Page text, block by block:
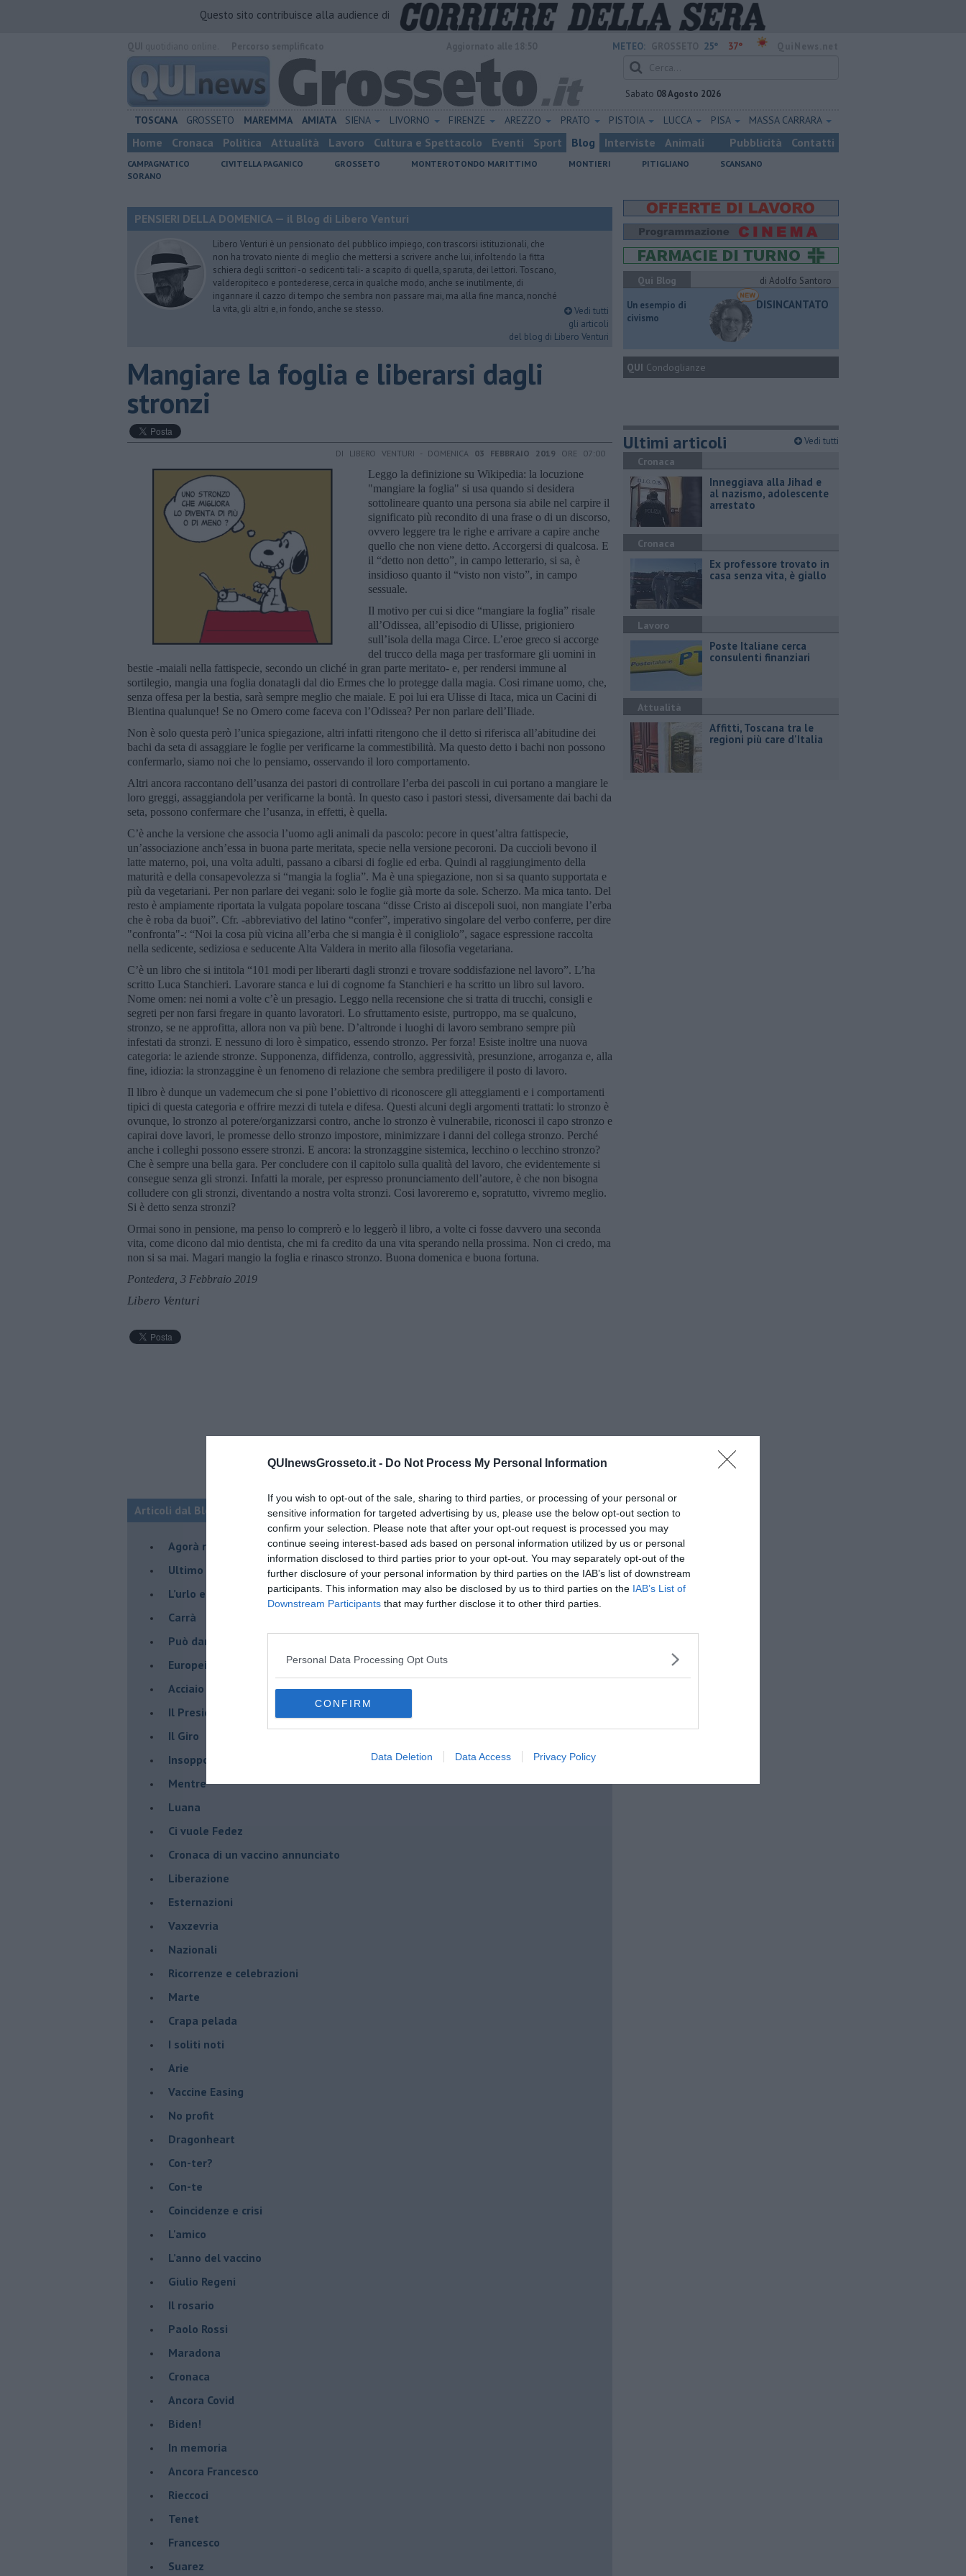
QUInewsGrosseto.it - Do Not Process My Personal Information
If you wish to opt-out of the sale, sharing to third parties, or processing of your personal or
sensitive information for targeted advertising by us, please use the below opt-out section to
confirm your selection. Please note that after your opt-out request is processed you may
continue seeing interest-based ads based on personal information utilized by us or personal
information disclosed to third parties prior to your opt-out. You may separately opt-out of the
further disclosure of your personal information by third parties on the IAB’s list of downstream
participants. This information may also be disclosed by us to third parties on the IAB’s List of
Downstream Participants that may further disclose it to other third parties.
Personal Data Processing Opt Outs
CONFIRM
Data Deletion Data Access Privacy Policy
Questo sito contribuisce alla audience di
METEO: 25° 37°
Sabato 08 Agosto 2026
TOSCANA GROSSETO MAREMMA AMIATA SIENA LIVORNO FIRENZE AREZZO PRATO PISTOIA LUCCA PISA MASSA CARRARA
Home Cronaca Politica Attualità Lavoro Cultura e Spettacolo Eventi Sport Blog Interviste Animali Pubblicità Contatti
CAMPAGNATICO CIVITELLA PAGANICO GROSSETO MONTEROTONDO MARITTIMO MONTIERI PITIGLIANO
SCANSANO
SORANO
PENSIERI DELLA DOMENICA — il Blog di Libero Venturi
Libero Venturi è un pensionato del pubblico impiego, con trascorsi istituzionali, che
non ha trovato niente di meglio che mettersi a scrivere anche lui, infoltendo la fitta
schiera degli scrittori -o sedicenti tali- a scapito di quella, sparuta, dei lettori. Toscano,
valderopiteco e pontederese, cerca in qualche modo, anche se inutilmente, di
ingannare il cazzo di tempo che sembra non passare mai, ma alla fine manca, nonché
la vita, gli altri e, in fondo, anche se stesso.
Vedi tutti
gli articoli
del blog di Libero Venturi
​Mangiare la foglia e liberarsi dagli
stronzi
DI LIBERO VENTURI - DOMENICA 03 FEBBRAIO 2019 ORE 07:00
Leggo la definizione su Wikipedia: la locuzione
"mangiare la foglia" si usa quando si desidera
sottolineare quanto una persona sia abile nel carpire il
significato più recondito di una frase o di un discorso,
ovvero leggere tra le righe e arrivare a capire anche
quello che non viene detto. Accorgersi di qualcosa. E
il “detto non detto”, in campo letterario, si sa, è
insidioso quanto il “visto non visto”, in campo
sessuale.
Il motivo per cui si dice “mangiare la foglia” risale
all’Odissea, all’episodio di Ulisse, prigioniero
sull’isola della maga Circe. L’eroe greco si accorge
del trucco della maga per trasformare gli uomini in
bestie -maiali nella fattispecie, secondo un cliché in gran parte meritato- e, per rendersi immune al
sortilegio, mangia una foglia donatagli dal dio Ermes che lo protegge dalla magia. Cosi rimane uomo, che,
senza offesa per la bestia, sarà sempre meglio che maiale. E poi lui era Ulisse di Itaca, mica un Cacini di
Bientina qualunque! Se no Omero come faceva con l’Odissea? Per non parlare dell’Iliade.
Non è solo questa però l’unica spiegazione, altri infatti ritengono che il detto si riferisca all’abitudine dei
bachi da seta di assaggiare le foglie per verificarne la commestibilità. Ma questo detto i bachi non possono
confermarlo, siamo noi che lo pensiamo, osservando il loro comportamento.
Altri ancora raccontano dell’usanza dei pastori di controllare l’erba dei pascoli in cui portano a mangiare le
loro greggi, assaggiandola per verificarne la bontà. In questo caso i pastori stessi, diversamente dai bachi da
seta, possono confermare che l’usanza, in effetti, è quella.
C’è anche la versione che associa l’uomo agli animali da pascolo: pecore in quest’altra fattispecie,
un’associazione anch’essa in buona parte meritata, specie nella versione pecoroni. Da cuccioli bevono il
latte materno, poi, una volta adulti, passano a cibarsi di foglie ed erba. Quindi al raggiungimento della
maturità e della consapevolezza si “mangia la foglia”. Ma è una spiegazione, non si sa quanto supportata e
più da vegetariani. Per non parlare dei vegani: solo le foglie già morte da sole. Scherzo. Ma mica tanto. Del
resto è ampiamente riportata la vulgata popolare toscana “disse Cristo ai discepoli suoi, non mangiate l’erba
che è roba da buoi”. Cfr. -abbreviativo del latino “confer”, imperativo singolare del verbo conferre, per dire
"confronta"-: “Noi la cosa più vicina all’erba che si mangia è il conigliolo”, sagace espressione raccolta
nella sedicente, sediziosa e seducente Alta Valdera in merito alla filosofia vegetariana.
C’è un libro che si intitola “101 modi per liberarti dagli stronzi e trovare soddisfazione nel lavoro”. L’ha
scritto Luca Stanchieri. Lavorare stanca e lui di cognome fa Stanchieri e ha scritto un libro sul lavoro.
Nome omen: nei nomi a volte c’è un presagio. Leggo nella recensione che si tratta di trucchi, consigli e
segreti per non farsi fregare in quanto lavoratori. Lo sfruttamento esiste, purtroppo, ma se qualcuno,
stronzo, se ne approfitta, allora non va più bene. D’altronde i luoghi di lavoro sembrano sempre più
infestati da stronzi. E nessuno di loro è simpatico, essendo stronzo. Per forza! Esiste inoltre una nuova
categoria: le aziende stronze. Supponenza, diffidenza, controllo, aggressività, presunzione, arroganza e, alla
fine, idiozia: la stronzaggine è un fenomeno di relazione che sembra prediligere il posto di lavoro.
Il libro è dunque un vademecum che si pone l’obiettivo di riconoscere gli atteggiamenti e i comportamenti
tipici di questa categoria e offrire mezzi di tutela e difesa. Questi alcuni degli argomenti trattati: lo stronzo è
ovunque, lo stronzo al potere/organizzarsi contro, anche lo stronzo è vulnerabile, riconosci il capo stronzo e
capirai dove lavori, le promesse dello stronzo impostore, minimizzare i danni del collega stronzo. Perché
anche i colleghi possono essere stronzi. E ancora: la stronzaggine sistemica, lecchino o lecchino stronzo?
Che è sempre una bella gara. Per concludere con il capitolo sulla qualità del lavoro, che evidentemente si
consegue senza gli stronzi. Infatti la morale, per espresso pronunciamento dell’autore, è che non bisogna
colludere con gli stronzi, diventando a nostra volta stronzi. Cosi lavoreremo e, sopratutto, vivremo meglio.
Si è detto senza stronzi?
Ormai sono in pensione, ma penso lo comprerò e lo leggerò il libro, a volte ci fosse davvero una seconda
vita, come dicono dal mio dentista, che mi fa credito da una vita sperando nella prossima. Non ci credo, ma
non si sa mai. Magari mangio la foglia e rinasco stronzo. Buona domenica e buona fortuna.
Pontedera, 3 Febbraio 2019
Libero Venturi
Articoli dal Blog “Pensieri della domenica” di Libero Venturi
​Agorà reloaded
Ultimo
​L’urlo e gli inglesi
Carrà
Può darsi
Europei
Acciaio
Il Presidente
​Il Giro
Insopportabile
​Mentre
Luana
​Ci vuole Fedez
​Cronaca di un vaccino annunciato
​Liberazione
Esternazioni
Vaxzevria
Nazionali
​Ricorrenze e celebrazioni
Marte
​Crapa pelada
​I soliti noti
Arie
​Vaccine Easing
No profit
Dragonheart
Con-ter?
​Con-te
Coincidenze e crisi
L'amico
​L’anno del vaccino
Giulio Regeni
​Il rosario
Paolo Rossi
Maradona
Cronaca
​Ancora Covid
​Biden!
In memoria
​Ancora Francesco
Rieccoci
Tenet
Francesco
Suarez
Qui Blog
di Adolfo Santoro
​Un esempio di
civismo
DISINCANTATO
QUI Condoglianze
Ultimi articoli Vedi tutti
Cronaca
Inneggiava alla Jihad e
al nazismo, adolescente
arrestato
Cronaca
Ex professore trovato in
casa senza vita, è giallo
Lavoro
Poste Italiane cerca
consulenti finanziari
Attualità
Affitti, Toscana tra le
regioni più care d'Italia